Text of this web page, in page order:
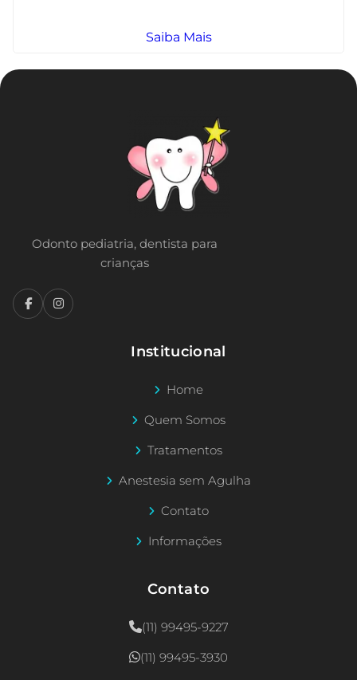
Saiba Mais
Odonto pediatria, dentista para
crianças
Institucional
Home
Quem Somos
Tratamentos
Anestesia sem Agulha
Contato
Informações
Contato
(11) 99495-9227
(11) 99495-3930